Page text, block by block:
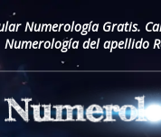
Numerología Gratis.
Numerología del apellido